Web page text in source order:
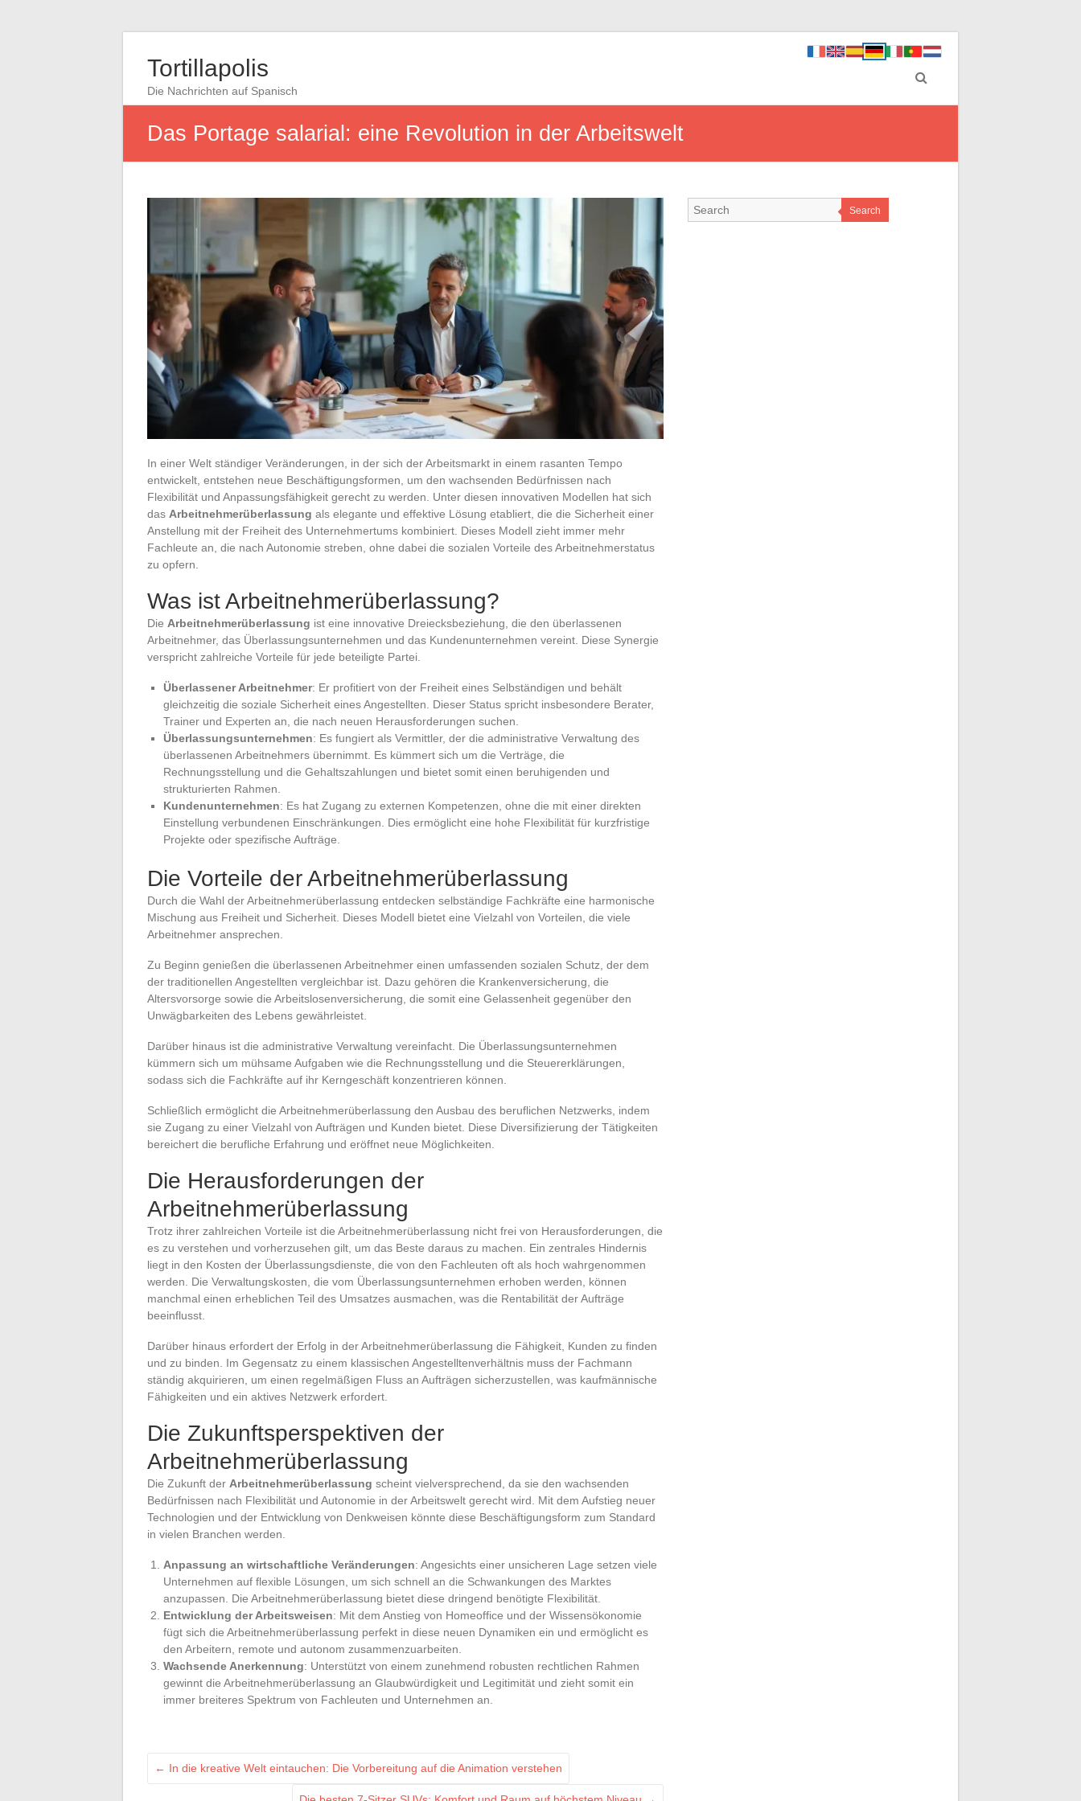
Tortillapolis
Die Nachrichten auf Spanisch
Das Portage salarial: eine Revolution in der Arbeitswelt
In einer Welt ständiger Veränderungen, in der sich der Arbeitsmarkt in einem rasanten Tempo
entwickelt, entstehen neue Beschäftigungsformen, um den wachsenden Bedürfnissen nach
Flexibilität und Anpassungsfähigkeit gerecht zu werden. Unter diesen innovativen Modellen hat sich
das Arbeitnehmerüberlassung als elegante und effektive Lösung etabliert, die die Sicherheit einer
Anstellung mit der Freiheit des Unternehmertums kombiniert. Dieses Modell zieht immer mehr
Fachleute an, die nach Autonomie streben, ohne dabei die sozialen Vorteile des Arbeitnehmerstatus
zu opfern.
Was ist Arbeitnehmerüberlassung?
Die Arbeitnehmerüberlassung ist eine innovative Dreiecksbeziehung, die den überlassenen
Arbeitnehmer, das Überlassungsunternehmen und das Kundenunternehmen vereint. Diese Synergie
verspricht zahlreiche Vorteile für jede beteiligte Partei.
Überlassener Arbeitnehmer: Er profitiert von der Freiheit eines Selbständigen und behält
gleichzeitig die soziale Sicherheit eines Angestellten. Dieser Status spricht insbesondere Berater,
Trainer und Experten an, die nach neuen Herausforderungen suchen.
Überlassungsunternehmen: Es fungiert als Vermittler, der die administrative Verwaltung des
überlassenen Arbeitnehmers übernimmt. Es kümmert sich um die Verträge, die
Rechnungsstellung und die Gehaltszahlungen und bietet somit einen beruhigenden und
strukturierten Rahmen.
Kundenunternehmen: Es hat Zugang zu externen Kompetenzen, ohne die mit einer direkten
Einstellung verbundenen Einschränkungen. Dies ermöglicht eine hohe Flexibilität für kurzfristige
Projekte oder spezifische Aufträge.
Die Vorteile der Arbeitnehmerüberlassung
Durch die Wahl der Arbeitnehmerüberlassung entdecken selbständige Fachkräfte eine harmonische
Mischung aus Freiheit und Sicherheit. Dieses Modell bietet eine Vielzahl von Vorteilen, die viele
Arbeitnehmer ansprechen.
Zu Beginn genießen die überlassenen Arbeitnehmer einen umfassenden sozialen Schutz, der dem
der traditionellen Angestellten vergleichbar ist. Dazu gehören die Krankenversicherung, die
Altersvorsorge sowie die Arbeitslosenversicherung, die somit eine Gelassenheit gegenüber den
Unwägbarkeiten des Lebens gewährleistet.
Darüber hinaus ist die administrative Verwaltung vereinfacht. Die Überlassungsunternehmen
kümmern sich um mühsame Aufgaben wie die Rechnungsstellung und die Steuererklärungen,
sodass sich die Fachkräfte auf ihr Kerngeschäft konzentrieren können.
Schließlich ermöglicht die Arbeitnehmerüberlassung den Ausbau des beruflichen Netzwerks, indem
sie Zugang zu einer Vielzahl von Aufträgen und Kunden bietet. Diese Diversifizierung der Tätigkeiten
bereichert die berufliche Erfahrung und eröffnet neue Möglichkeiten.
Die Herausforderungen der
Arbeitnehmerüberlassung
Trotz ihrer zahlreichen Vorteile ist die Arbeitnehmerüberlassung nicht frei von Herausforderungen, die
es zu verstehen und vorherzusehen gilt, um das Beste daraus zu machen. Ein zentrales Hindernis
liegt in den Kosten der Überlassungsdienste, die von den Fachleuten oft als hoch wahrgenommen
werden. Die Verwaltungskosten, die vom Überlassungsunternehmen erhoben werden, können
manchmal einen erheblichen Teil des Umsatzes ausmachen, was die Rentabilität der Aufträge
beeinflusst.
Darüber hinaus erfordert der Erfolg in der Arbeitnehmerüberlassung die Fähigkeit, Kunden zu finden
und zu binden. Im Gegensatz zu einem klassischen Angestelltenverhältnis muss der Fachmann
ständig akquirieren, um einen regelmäßigen Fluss an Aufträgen sicherzustellen, was kaufmännische
Fähigkeiten und ein aktives Netzwerk erfordert.
Die Zukunftsperspektiven der
Arbeitnehmerüberlassung
Die Zukunft der Arbeitnehmerüberlassung scheint vielversprechend, da sie den wachsenden
Bedürfnissen nach Flexibilität und Autonomie in der Arbeitswelt gerecht wird. Mit dem Aufstieg neuer
Technologien und der Entwicklung von Denkweisen könnte diese Beschäftigungsform zum Standard
in vielen Branchen werden.
Anpassung an wirtschaftliche Veränderungen: Angesichts einer unsicheren Lage setzen viele
Unternehmen auf flexible Lösungen, um sich schnell an die Schwankungen des Marktes
anzupassen. Die Arbeitnehmerüberlassung bietet diese dringend benötigte Flexibilität.
Entwicklung der Arbeitsweisen: Mit dem Anstieg von Homeoffice und der Wissensökonomie
fügt sich die Arbeitnehmerüberlassung perfekt in diese neuen Dynamiken ein und ermöglicht es
den Arbeitern, remote und autonom zusammenzuarbeiten.
Wachsende Anerkennung: Unterstützt von einem zunehmend robusten rechtlichen Rahmen
gewinnt die Arbeitnehmerüberlassung an Glaubwürdigkeit und Legitimität und zieht somit ein
immer breiteres Spektrum von Fachleuten und Unternehmen an.
← In die kreative Welt eintauchen: Die Vorbereitung auf die Animation verstehen
Search